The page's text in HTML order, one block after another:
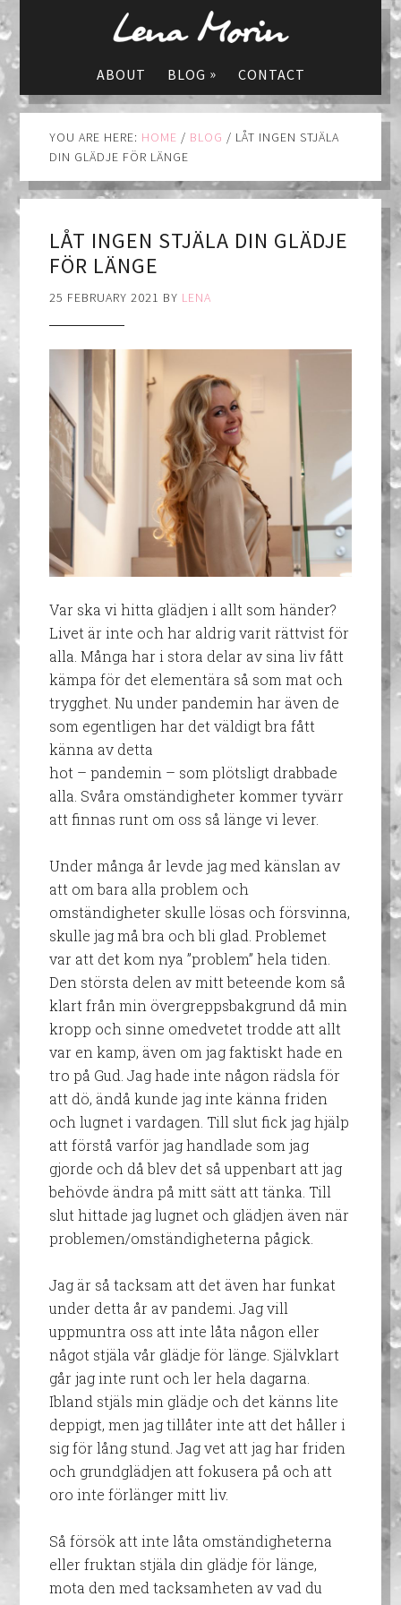
ABOUT BLOG » CONTACT
YOU ARE HERE: HOME / BLOG / LÅT INGEN STJÄLA
DIN GLÄDJE FÖR LÄNGE
LÅT INGEN STJÄLA DIN GLÄDJE
FÖR LÄNGE
25 FEBRUARY 2021 BY LENA
Var ska vi hitta glädjen i allt som händer?
Livet är inte och har aldrig varit rättvist för
alla. Många har i stora delar av sina liv fått
kämpa för det elementära så som mat och
trygghet. Nu under pandemin har även de
som egentligen har det väldigt bra fått
känna av detta
hot – pandemin – som plötsligt drabbade
alla. Svåra omständigheter kommer tyvärr
att finnas runt om oss så länge vi lever.
Under många år levde jag med känslan av
att om bara alla problem och
omständigheter skulle lösas och försvinna,
skulle jag må bra och bli glad. Problemet
var att det kom nya ”problem” hela tiden.
Den största delen av mitt beteende kom så
klart från min övergreppsbakgrund då min
kropp och sinne omedvetet trodde att allt
var en kamp, även om jag faktiskt hade en
tro på Gud. Jag hade inte någon rädsla för
att dö, ändå kunde jag inte känna friden
och lugnet i vardagen. Till slut fick jag hjälp
att förstå varför jag handlade som jag
gjorde och då blev det så uppenbart att jag
behövde ändra på mitt sätt att tänka. Till
slut hittade jag lugnet och glädjen även när
problemen/omständigheterna pågick.
Jag är så tacksam att det även har funkat
under detta år av pandemi. Jag vill
uppmuntra oss att inte låta någon eller
något stjäla vår glädje för länge. Självklart
går jag inte runt och ler hela dagarna.
Ibland stjäls min glädje och det känns lite
deppigt, men jag tillåter inte att det håller i
sig för lång stund. Jag vet att jag har friden
och grundglädjen att fokusera på och att
oro inte förlänger mitt liv.
Så försök att inte låta omständigheterna
eller fruktan stjäla din glädje för länge,
mota den med tacksamheten av vad du